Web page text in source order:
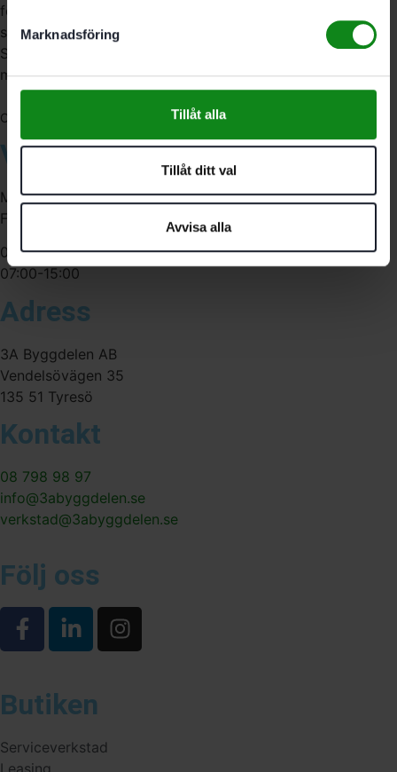
Marknadsföring
Tillåt alla
Tillåt ditt val
Avvisa alla
förbrukningsmaterial. Vi har en fysisk butik och
serviceverkstad i Stockholm samt en e-handel för hela
Sverige. Av oss får du professionell service av
medarbetare med gedigen erfarenhet.
Org. nr:
Våra öppettider
Måndag-Torsdag:
Fredag:
07:00-16:00
07:00-15:00
Adress
3A Byggdelen AB
Vendelsövägen 35
135 51 Tyresö
Kontakt
08 798 98 97
info@3abyggdelen.se
verkstad@3abyggdelen.se
Följ oss
Butiken
Serviceverkstad
Leasing